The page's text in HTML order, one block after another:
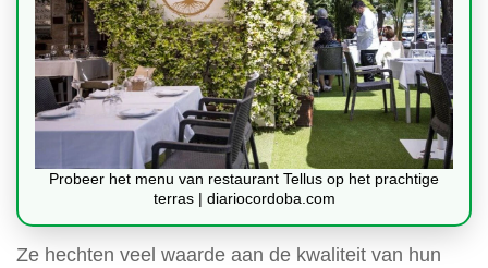
Probeer het menu van restaurant Tellus op het prachtige
terras | diariocordoba.com
Ze hechten veel waarde aan de kwaliteit van hun